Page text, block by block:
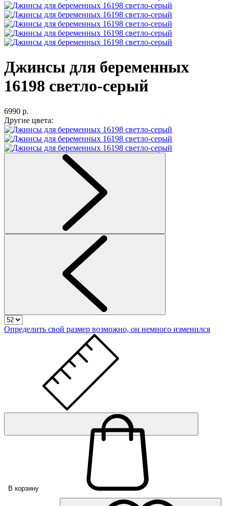
Джинсы для беременных
16198 светло-серый
6990 р.
Другие цвета:
Определить свой размер возможно, он немного изменился
В корзину